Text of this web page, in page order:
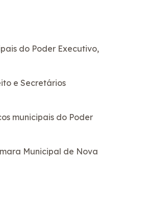
do Poder Executivo,
e Secretários
municipais do Poder
Municipal de Nova